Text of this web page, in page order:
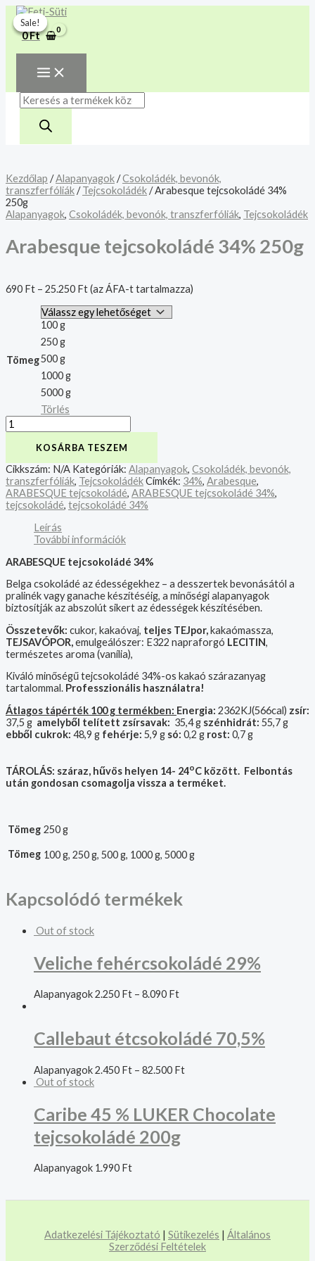
Skip
to
content
0Ft
MAIN
MENU
Products
search
Sale!
Kezdőlap /Alapanyagok/Csokoládék, bevonók,
transzferfóliák/Tejcsokoládék/ Arabesque tejcsokoládé 34%
250g
Alapanyagok, Csokoládék, bevonók, transzferfóliák, Tejcsokoládék
Arabesque tejcsokoládé 34% 250g
690 Ft – 25.250 Ft(az ÁFA-t tartalmazza)
Tömeg
100 g
250 g
500 g
1000 g
5000 g
Törlés
Arabesque
tejcsokoládé
34%
250g
mennyiség
KOSÁRBA TESZEM
Cikkszám: N/A Kategóriák: Alapanyagok, Csokoládék, bevonók,
transzferfóliák, TejcsokoládékCímkék: 34%, Arabesque,
ARABESQUE tejcsokoládé, ARABESQUE tejcsokoládé 34%,
tejcsokoládé, tejcsokoládé 34%
Leírás
További információk
ARABESQUE tejcsokoládé 34%
Belga csokoládé az édességekhez – a desszertek bevonásától a
pralinék vagy ganache készítéséig, a minőségi alapanyagok
biztosítják az abszolút sikert az édességek készítésében.
Összetevők: cukor, kakaóvaj, teljes TEJpor,kakaómassza,
TEJSAVÓPOR,emulgeálószer: E322 napraforgó LECITIN,
természetes aroma (vanília),
Kiváló minőségű tejcsokoládé 34%-os kakaó szárazanyag
tartalommal. Professzionális használatra!
Átlagos tápérték 100 g termékben: Energia: 2362KJ(566cal) zsír:
37,5 g amelyből telített zsírsavak: 35,4 g szénhidrát: 55,7 g
ebből cukrok: 48,9 g fehérje: 5,9 g só: 0,2 g rost: 0,7 g
TÁROLÁS: száraz, hűvös helyen 14- 24oC között. Felbontás
után gondosan csomagolja vissza a terméket.
Tömeg 250 g
Tömeg 100 g, 250 g, 500 g, 1000 g, 5000 g
Kapcsolódó termékek
Out of stock
Veliche fehércsokoládé 29%
Alapanyagok2.250 Ft – 8.090 Ft
Sale!
Sale!
Callebaut étcsokoládé 70,5%
Alapanyagok2.450 Ft – 82.500 Ft
Out of stock
Caribe 45 % LUKER Chocolate
tejcsokoládé 200g
Alapanyagok 1.990 Ft
Adatkezelési Tájékoztató | Sütikezelés | Általános
Szerződési Feltételek
A mélyhűtött termékeket
csakis saját felelősségre
adjuk át futárszolgálatnak,
tekintettel a feloldási időre.